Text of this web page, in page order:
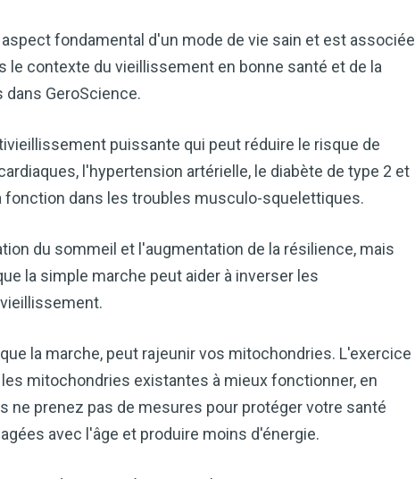
fondamental d'un mode de vie sain et est associée
le contexte du vieillissement en bonne santé et de la
GeroScience.
puissante qui peut réduire le risque de
l'hypertension artérielle, le diabète de type 2 et
fonction dans les troubles musculo-squelettiques.
du sommeil et l'augmentation de la résilience, mais
la simple marche peut aider à inverser les
la marche, peut rajeunir vos mitochondries. L'exercice
mitochondries existantes à mieux fonctionner, en
ne prenez pas de mesures pour protéger votre santé
avec l'âge et produire moins d'énergie.
précieux dans votre routine bien-être.
Découvrez comment le vinaigre de cidre de pomme
améliore naturellement votre bien-être !
TÉLÉCHARGEZ-LE MAINTENANT